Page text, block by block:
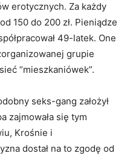
erotycznych. Za każdy
150 do 200 zł. Pieniądze
49-latek. One
grupie
“mieszkaniówek”.
seks-gang założył
zajmowała się tym
Krośnie i
dostał na to zgodę od